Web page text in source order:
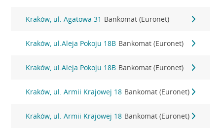
Kraków, ul. Agatowa 31 Bankomat (Euronet)
Kraków, ul.Aleja Pokoju 18B Bankomat (Euronet)
Kraków, ul.Aleja Pokoju 18B Bankomat (Euronet)
Kraków, ul. Armii Krajowej 18 Bankomat (Euronet)
Kraków, ul. Armii Krajowej 18 Bankomat (Euronet)